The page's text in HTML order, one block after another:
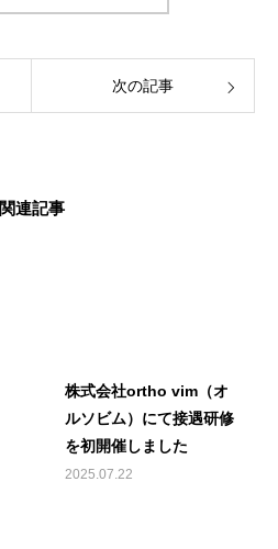
次の記事
関連記事
株式会社ortho vim（オ
ルソビム）にて接遇研修
を初開催しました
2025.07.22